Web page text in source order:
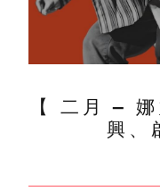
【 二月 –
興、